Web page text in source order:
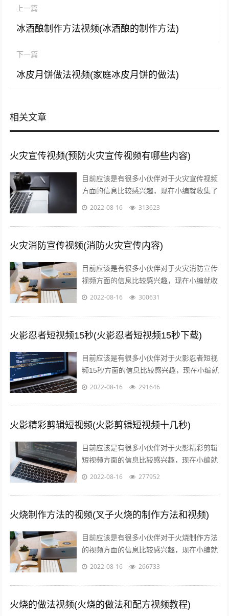
上一篇
冰酒酿制作方法视频(冰酒酿的制作方法)
下一篇
冰皮月饼做法视频(家庭冰皮月饼的做法)
相关文章
火灾宣传视频(预防火灾宣传视频有哪些内容)
目前应该是有很多小伙伴对于火灾宣传视频
方面的信息比较感兴趣，现在小编就收集了
一些与预防火灾宣传视频有哪些内容相关的
2022-08-16 313623
火灾消防宣传视频(消防火灾宣传内容)
目前应该是有很多小伙伴对于火灾消防宣传
视频方面的信息比较感兴趣，现在小编就收
集了一些与消防火灾宣传内容相关的信息来
2022-08-16 300631
火影忍者短视频15秒(火影忍者短视频15秒下载)
目前应该是有很多小伙伴对于火影忍者短视
频15秒方面的信息比较感兴趣，现在小编就
收集了一些与火影忍者短视频15秒下载相关
2022-08-16 291646
火影精彩剪辑短视频(火影剪辑短视频十几秒)
目前应该是有很多小伙伴对于火影精彩剪辑
短视频方面的信息比较感兴趣，现在小编就
收集了一些与火影剪辑短视频十几秒相关的
2022-08-16 277952
火烧制作方法的视频(叉子火烧的制作方法和视频)
目前应该是有很多小伙伴对于火烧制作方法
的视频方面的信息比较感兴趣，现在小编就
收集了一些与叉子火烧的制作方法和视频相
2022-08-16 266733
火烧的做法视频(火烧的做法和配方视频教程)